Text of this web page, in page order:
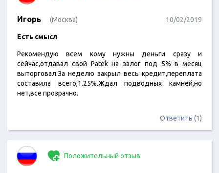
Игорь (Москва) 10/02/2019
Есть смысл
Рекомендую всем кому нужны деньги сразу и
сейчас,отдавал свой Patek на залог под 5% в месяц
выторговал.За неделю закрыл весь кредит,переплата
составила всего,1.25%.Ждал подводных камней,но
нет,все прозрачно.
Ответить (1)
Положительный отзыв